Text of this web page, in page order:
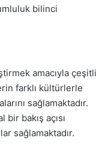
bilinci
amacıyla çeşitli
farklı kültürlerle
sağlamaktadır.
bakış açısı
sağlamaktadır.